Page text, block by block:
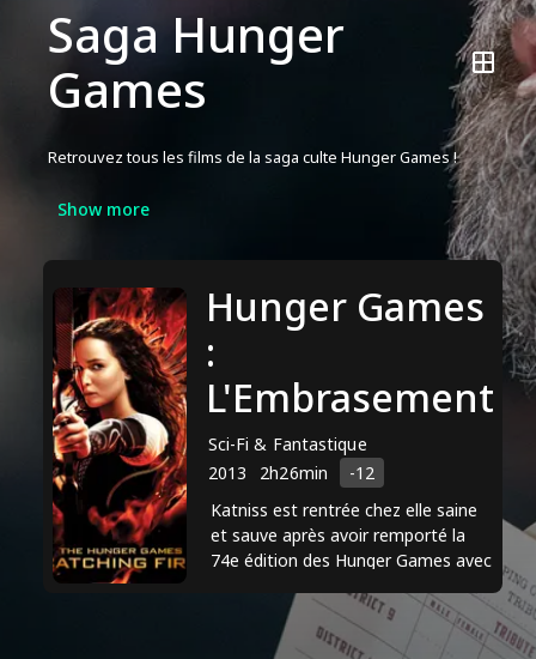
Saga Hunger
Games
Retrouvez tous les films de la saga culte Hunger Games !
Show more
Hunger Games
:
L'Embrasement
Sci-Fi & Fantastique
2013
2h26min
-12
Katniss est rentrée chez elle saine
et sauve après avoir remporté la
74e édition des Hunger Games avec
saga Hunger Games. Katniss ...